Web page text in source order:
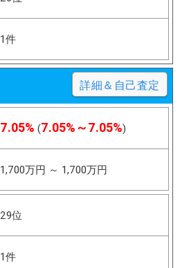
1件
詳細＆自己査定
7.05% (7.05%～7.05%)
1,700万円 ～ 1,700万円
29位
1件